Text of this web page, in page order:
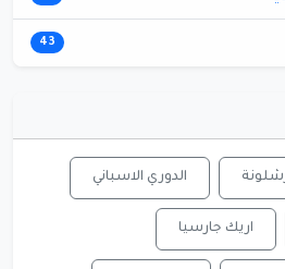
43
الدوري الاسباني
اريك جارسيا